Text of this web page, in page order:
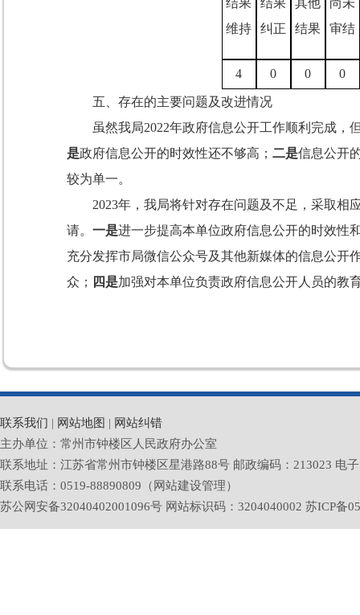
结果
维持
结果
纠正
其他
结果
尚未
审结
4 0 0 0
五、存在的主要问题及改进情况
虽然我局2022年政府信息公开工作顺利完成，
是政府信息公开的时效性还不够高； 二是信息公开
较为单一。
2023年，我局将针对存在问题及不足，采取相
请。 一是进一步提高本单位政府信息公开的时效性
充分发挥市局微信公众号及其他新媒体的信息公开
众； 四是加强对本单位负责政府信息公开人员的教
联系我们 | 网站地图 | 网站纠错
主办单位：常州市钟楼区人民政府办公室
联系地址：江苏省常州市钟楼区星港路88号 邮政编码：213023 电
联系电话：0519-88890809（网站建设管理）
苏公网安备32040402001096号 网站标识码：3204040002 苏ICP备